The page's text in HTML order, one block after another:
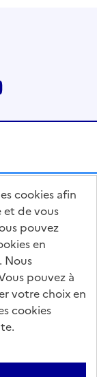
Facebook
sur
cookies afin
et de vous
pouvez
en
Nous
pouvez à
votre choix en
cookies